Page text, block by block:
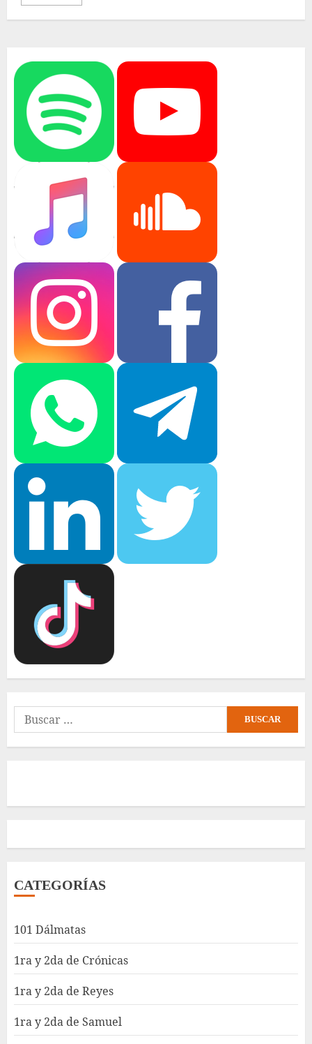
Buscar:
CATEGORÍAS
101 Dálmatas
1ra y 2da de Crónicas
1ra y 2da de Reyes
1ra y 2da de Samuel